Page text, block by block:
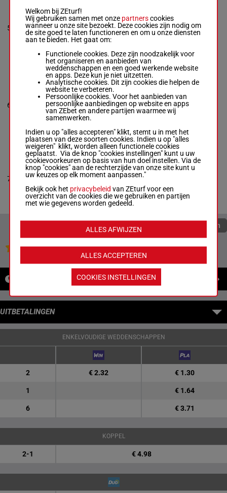
5
KEEPONRUNNING
Tuukka Varis-
Mari Leinonen
M/3 - 2160m-
1'19"0- € 6.232
M/32160m 1'19"0
€ 6.232
1a 2a
(24) 2a
3a Qa
6
BACKWOOD
Kari Alapekkala-
Kari Alapekkala
M/4 - 2160m-
- € 7.749
3a (24) 1a 4a 2a
M/42160m1'13"4
€ 7.749
3a (24)
1a 4a 2a
3a
7
VENOM
Hanna Olofsson-
Hanna Olofsson
R/4 - 2160m-
1'13"1- € 7.194
2a 0a 3a (24) 1a
R/4 2160m1'13"1 2a 0a 3a
(24) 1a
2a
Quoteringen verversen
Jouw favoriete paarden
UITBETALINGEN
ENKELVOUDIGE WEDDENSCHAPPEN
2 € 2.32 € 1.30
1 € 1.64
6 € 3.71
KOPPEL
2-1 € 4.98
Welkom bij ZEturf!
Wij gebruiken samen met onze partnerscookies
wanneer u onze site bezoekt. Deze cookies zijn nodig om
de site goed te laten functioneren en om u onze diensten
aan te bieden. Het gaat om:
Functionele cookies. Deze zijn noodzakelijk voor
het organiseren en aanbieden van
weddenschappen en een goed werkende website
en apps. Deze kun je niet uitzetten.
Analytische cookies. Dit zijn cookies die helpen de
website te verbeteren.
Persoonlijke cookies. Voor het aanbieden van
persoonlijke aanbiedingen op website en apps
van ZEbet en andere partijen waarmee wij
samenwerken.
Indien u op "alles accepteren" klikt, stemt u in met het
plaatsen van deze soorten cookies. Indien u op "alles
weigeren" klikt, worden alleen functionele cookies
geplaatst. Via de knop "cookies instellingen" kunt u uw
cookievoorkeuren op basis van hun doel instellen. Via de
knop "cookies" aan de rechterzijde van onze site kunt u
uw keuzes op elk moment aanpassen."
Bekijk ook het privacybeleid van ZEturf voor een
overzicht van de cookies die we gebruiken en partijen
met wie gegevens worden gedeeld.
ALLES ACCEPTEREN
ALLES AFWIJZEN
COOKIES INSTELLINGEN